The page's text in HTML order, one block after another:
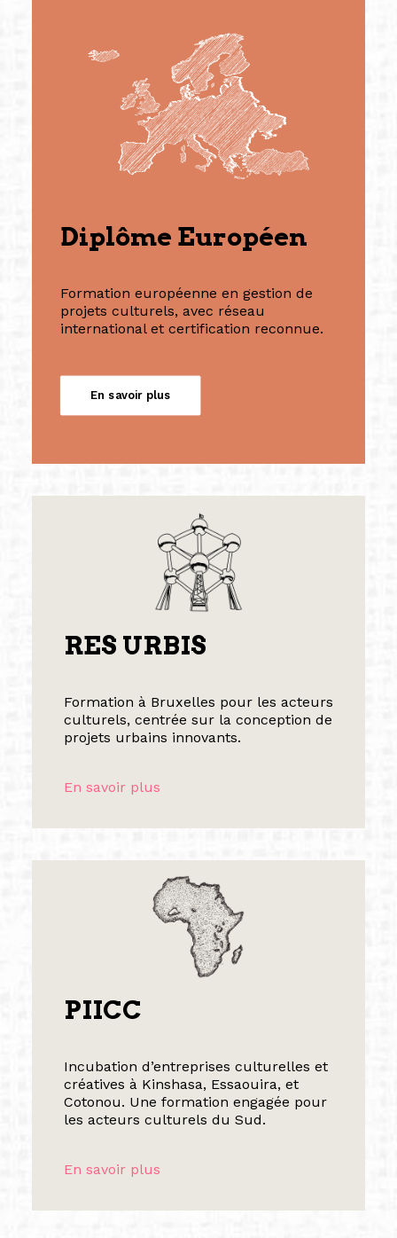
Diplôme Européen
Formation européenne en gestion de
projets culturels, avec réseau
international et certification reconnue.
En savoir plus
RES URBIS
Formation à Bruxelles pour les acteurs
culturels, centrée sur la conception de
projets urbains innovants.
En savoir plus
PIICC
Incubation d’entreprises culturelles et
créatives à Kinshasa, Essaouira, et
Cotonou. Une formation engagée pour
les acteurs culturels du Sud.
En savoir plus